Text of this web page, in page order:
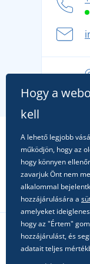
kényelmesen
A nyári kaland
alkalomra!
Kövessen
Hogy a
kell
A lehető legjobb
működjön, hogy az
hogy könnyen
zavarjuk Önt nem
alkalommal
hozzájárulására a
amelyeket
hogy az "Értem"
hozzájárulást, és
adatait teljes